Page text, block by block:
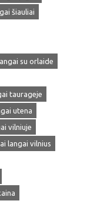
šiauliai
su orlaide
taurageje
utena
vilniuje
langai vilnius